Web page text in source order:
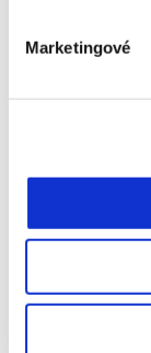
Marketingové